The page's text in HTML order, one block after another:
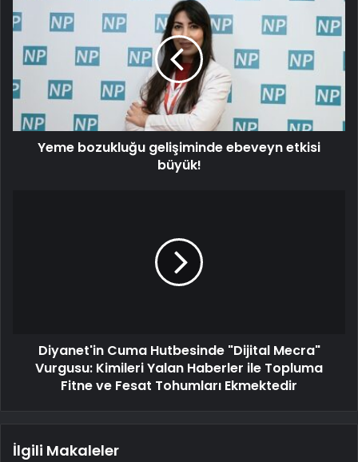
Yeme bozukluğu gelişiminde ebeveyn etkisi
büyük!
Diyanet'in Cuma Hutbesinde "Dijital Mecra"
Vurgusu: Kimileri Yalan Haberler ile Topluma
Fitne ve Fesat Tohumları Ekmektedir
İlgili Makaleler